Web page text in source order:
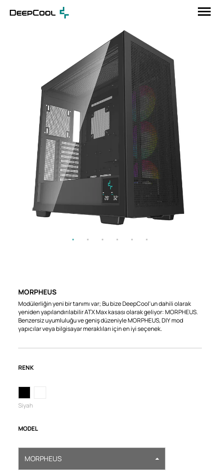
MORPHEUS
Modülerliğin yeni bir tanımı var; Bu bize DeepCool'un dahili olarak
yeniden yapılandırılabilir ATX Max kasası olarak geliyor: MORPHEUS.
Benzersiz uyumluluğu ve geniş düzeniyle MORPHEUS, DIY mod
yapıcılar veya bilgisayar meraklıları için en iyi seçenek.
RENK
Siyah
MODEL
MORPHEUS